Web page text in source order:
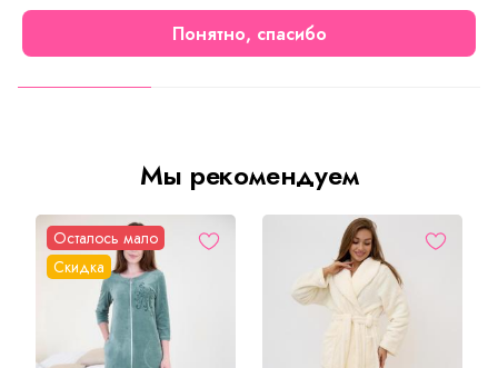
Мы рекомендуем
Осталось мало
Скидка
Понятно, спасибо